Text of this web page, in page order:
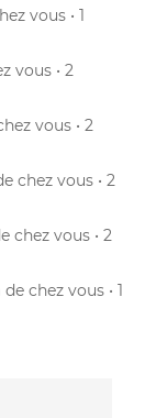
vous • 1
vous • 2
vous • 2
chez vous • 2
chez vous • 2
de chez vous • 1